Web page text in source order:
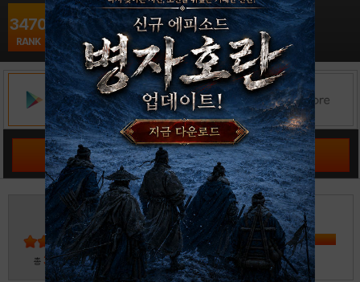
3470
RANK
중2용사 김수진16
RPG / KKStudio
출시일: 2015-12-22
공략 커뮤니티 바로가기
3
총 30 명 참여
5